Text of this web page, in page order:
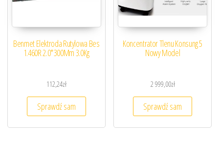
Benmet Elektroda Rutylowa Bes
1.460R 2.0*300Mm 3.0Kg
112,24zł
Sprawdź sam
Koncentrator Tlenu Konsung 5
Nowy Model
2 999,00zł
Sprawdź sam